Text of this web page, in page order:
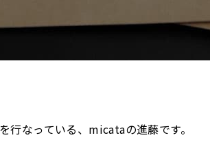
行なっている、micataの進藤です。